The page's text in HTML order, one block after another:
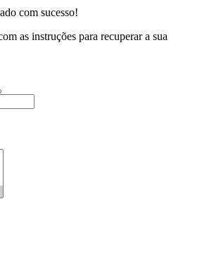
com sucesso!
as instruções para recuperar a sua